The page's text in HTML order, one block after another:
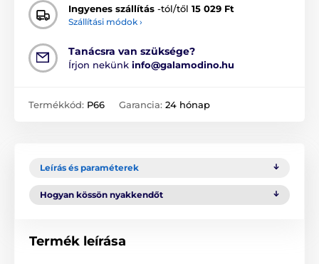
Ingyenes szállítás -tól/től 15 029 Ft
Szállítási módok ›
Tanácsra van szüksége?
Írjon nekünk info@galamodino.hu
Termékkód: P66 Garancia: 24 hónap
Leírás és paraméterek
Hogyan kössön nyakkendőt
Termék leírása